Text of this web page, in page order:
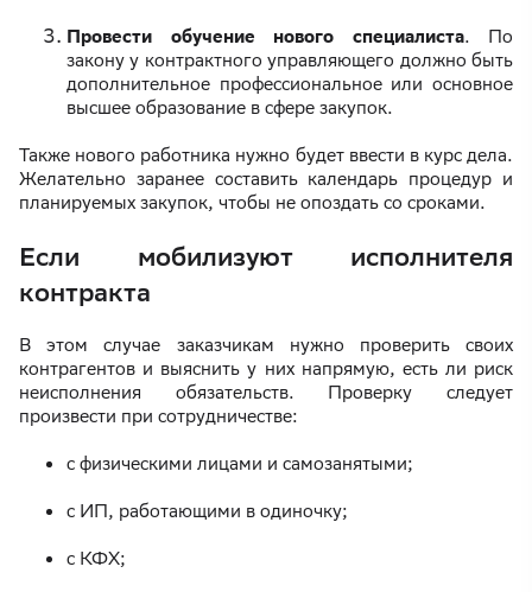
Провести обучение нового специалиста. По
закону у контрактного управляющего должно быть
дополнительное профессиональное или основное
высшее образование в сфере закупок.
Также нового работника нужно будет ввести в курс дела.
Желательно заранее составить календарь процедур и
планируемых закупок, чтобы не опоздать со сроками.
Если мобилизуют исполнителя
контракта
В этом случае заказчикам нужно проверить своих
контрагентов и выяснить у них напрямую, есть ли риск
неисполнения обязательств. Проверку следует
произвести при сотрудничестве:
с физическими лицами и самозанятыми;
с ИП, работающими в одиночку;
с КФХ;